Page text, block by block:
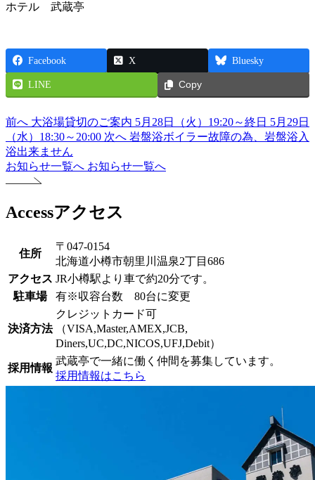
ホテル 武蔵亭
Facebook X Bluesky
LINE Copy
前へ 大浴場貸切のご案内 5月28日（火）19:20～終日 5月29日
（水）18:30～20:00 次へ 岩盤浴ボイラー故障の為、岩盤浴入
浴出来ません
お知らせ一覧へ お知らせ一覧へ
Accessアクセス
住所
〒047-0154
北海道小樽市朝里川温泉2丁目686
アクセス JR小樽駅より車で約20分です。
駐車場
有※収容台数 80台に変更
決済方法
クレジットカード可
（VISA,Master,AMEX,JCB,
Diners,UC,DC,NICOS,UFJ,Debit）
採用情報
武蔵亭で一緒に働く仲間を募集しています。
採用情報はこちら